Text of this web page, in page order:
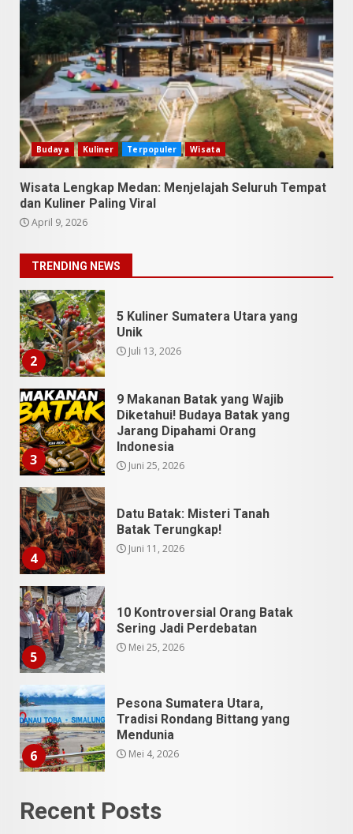
Budaya Kuliner Terpopuler Wisata
Wisata Lengkap Medan: Menjelajah Seluruh Tempat
dan Kuliner Paling Viral
April 9, 2026
TRENDING NEWS
7
SUCI Season 11: Finalis Stand
Up Comedy KompasTV
April 23, 2026
1
9 Tempat Istimewa Sumatera
Utara Bukan Cuma Medan dan
Danau Toba
Juli 31, 2026
2
Juli 13, 2026
3
Diketahui! Budaya Batak yang
Jarang Dipahami Orang
Indonesia
4
Datu Batak: Misteri Tanah
Batak Terungkap!
Juni 11, 2026
5
10 Kontroversial Orang Batak
Sering Jadi Perdebatan
Mei 25, 2026
6
Pesona Sumatera Utara,
Tradisi Rondang Bittang yang
Mendunia
Mei 4, 2026
7
SUCI Season 11: Finalis Stand
Up Comedy KompasTV
9 Tempat Istimewa Sumatera
Utara Bukan Cuma Medan dan
Recent Posts